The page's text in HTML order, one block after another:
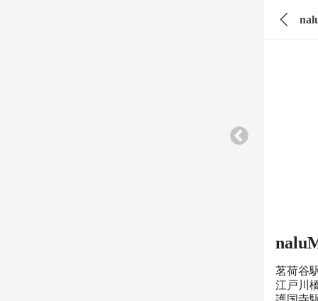
茗荷谷
江戸川